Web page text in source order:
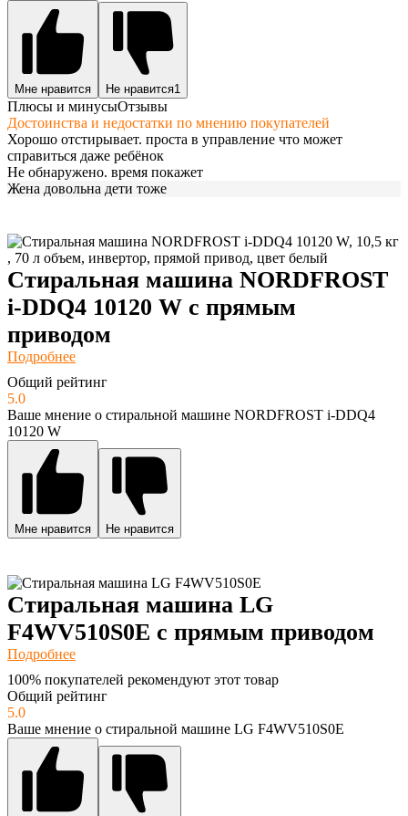
Мне нравится Не нравится1
Плюсы и минусыОтзывы
Достоинства и недостатки по мнению покупателей
Хорошо отстирывает. проста в управление что может
справиться даже ребёнок
Не обнаружено. время покажет
Жена довольна дети тоже
Стиральная машина NORDFROST
i-DDQ4 10120 W с прямым
приводом
Подробнее
Общий рейтинг
5.0
Ваше мнение о стиральной машине NORDFROST i-DDQ4
10120 W
Мне нравится Не нравится
Стиральная машина LG
F4WV510S0E с прямым приводом
Подробнее
100% покупателей рекомендуют этот товар
Общий рейтинг
5.0
Ваше мнение о стиральной машине LG F4WV510S0E